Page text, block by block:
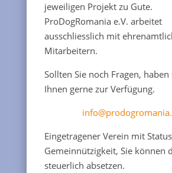
jeweiligen Projekt zu Gute.
ProDogRomania e.V. arbeitet
ausschliesslich mit
Mitarbeitern.
Sollten Sie noch Fragen,
Ihnen gerne zur Verfügung.
Eingetragener Verein mit Status
Gemeinnützigkeit, Sie können
steuerlich absetzen.